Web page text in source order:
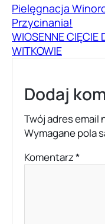
Pielęgnacja
Przycinania!
WIOSENNE CIĘCIE
WITKOWIE
Dodaj
Twój adres email
Wymagane pola
Komentarz*